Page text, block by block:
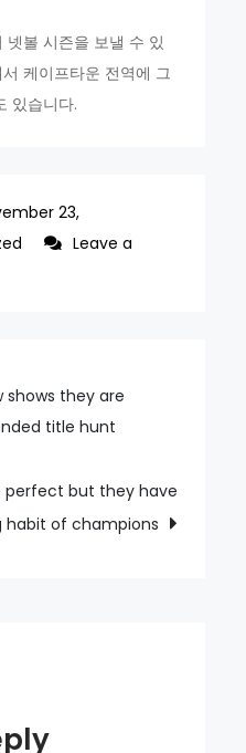
넷볼 시즌을 보낼 수 있
케이프타운 전역에 그
있습니다.
23,
Leave a
shows they are
title hunt
perfect but they have
habit of champions